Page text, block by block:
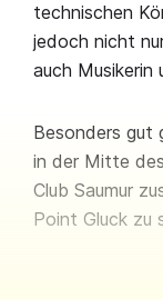
technischen
jedoch nicht
auch Musikerin
Besonders gut
in der Mitte
Club Saumur
Point Gluck zu